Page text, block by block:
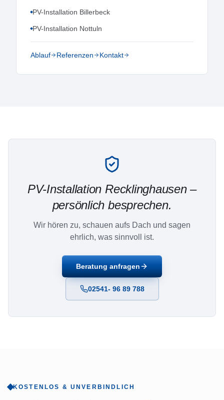
PV-Installation Billerbeck
PV-Installation Nottuln
Ablauf Referenzen Kontakt
PV-Installation Recklinghausen–
persönlich besprechen.
Wir hören zu, schauen aufs Dach und sagen
ehrlich, was sinnvoll ist.
Beratung anfragen
02541- 96 89 788
KOSTENLOS & UNVERBINDLICH